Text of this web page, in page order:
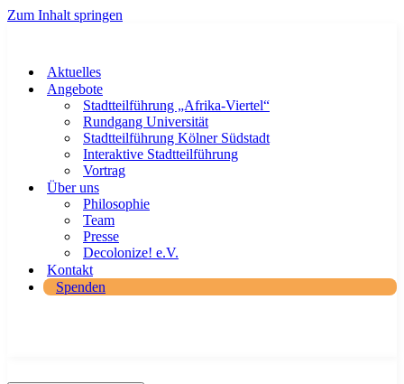
Zum Inhalt springen
Aktuelles
Angebote
Stadtteilführung „Afrika-Viertel“
Rundgang Universität
Stadtteilführung Kölner Südstadt
Interaktive Stadtteilführung
Vortrag
Über uns
Philosophie
Team
Presse
Decolonize! e.V.
Kontakt
Spenden